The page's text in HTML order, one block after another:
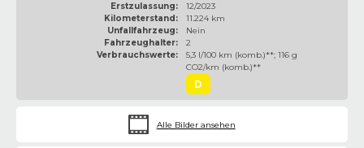
Erstzulassung:
12/2023
Kilometerstand:
11.224 km
Unfallfahrzeug:
Nein
Fahrzeughalter:
2
Verbrauchswerte:
5,3 l/100 km (komb.)**; 116 g
CO2/km (komb.)**
D
Alle Bilder ansehen